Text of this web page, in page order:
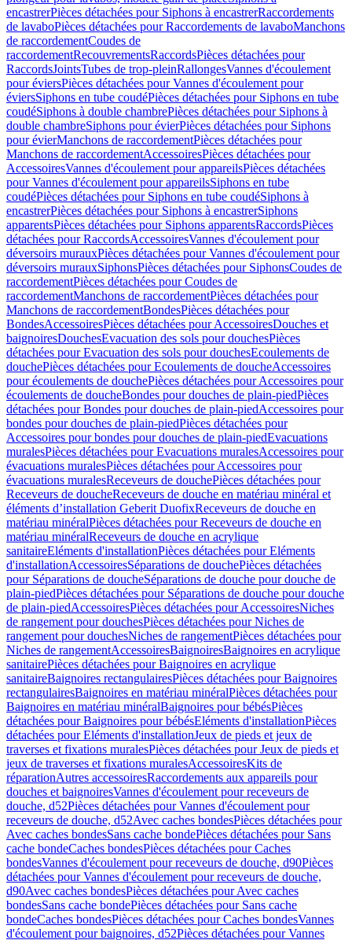
encastrerPièces détachées pour Siphons à encastrerRaccordements
de lavaboPièces détachées pour Raccordements de lavaboManchons
de raccordementCoudes de
raccordementRecouvrementsRaccordsPièces détachées pour
RaccordsJointsTubes de trop-pleinRallongesVannes d'écoulement
pour éviersPièces détachées pour Vannes d'écoulement pour
éviersSiphons en tube coudéPièces détachées pour Siphons en tube
coudéSiphons à double chambrePièces détachées pour Siphons à
double chambreSiphons pour évierPièces détachées pour Siphons
pour évierManchons de raccordementPièces détachées pour
Manchons de raccordementAccessoiresPièces détachées pour
AccessoiresVannes d'écoulement pour appareilsPièces détachées
pour Vannes d'écoulement pour appareilsSiphons en tube
coudéPièces détachées pour Siphons en tube coudéSiphons à
encastrerPièces détachées pour Siphons à encastrerSiphons
apparentsPièces détachées pour Siphons apparentsRaccordsPièces
détachées pour RaccordsAccessoiresVannes d'écoulement pour
déversoirs murauxPièces détachées pour Vannes d'écoulement pour
déversoirs murauxSiphonsPièces détachées pour SiphonsCoudes de
raccordementPièces détachées pour Coudes de
raccordementManchons de raccordementPièces détachées pour
Manchons de raccordementBondesPièces détachées pour
BondesAccessoiresPièces détachées pour AccessoiresDouches et
baignoiresDouchesEvacuation des sols pour douchesPièces
détachées pour Evacuation des sols pour douchesEcoulements de
douchePièces détachées pour Ecoulements de doucheAccessoires
pour écoulements de douchePièces détachées pour Accessoires pour
écoulements de doucheBondes pour douches de plain-piedPièces
détachées pour Bondes pour douches de plain-piedAccessoires pour
bondes pour douches de plain-piedPièces détachées pour
Accessoires pour bondes pour douches de plain-piedEvacuations
muralesPièces détachées pour Evacuations muralesAccessoires pour
évacuations muralesPièces détachées pour Accessoires pour
évacuations muralesReceveurs de douchePièces détachées pour
Receveurs de doucheReceveurs de douche en matériau minéral et
éléments d’installation Geberit DuofixReceveurs de douche en
matériau minéralPièces détachées pour Receveurs de douche en
matériau minéralReceveurs de douche en acrylique
sanitaireEléments d'installationPièces détachées pour Eléments
d'installationAccessoiresSéparations de douchePièces détachées
pour Séparations de doucheSéparations de douche pour douche de
plain-piedPièces détachées pour Séparations de douche pour douche
de plain-piedAccessoiresPièces détachées pour AccessoiresNiches
de rangement pour douchesPièces détachées pour Niches de
rangement pour douchesNiches de rangementPièces détachées pour
Niches de rangementAccessoiresBaignoiresBaignoires en acrylique
sanitairePièces détachées pour Baignoires en acrylique
sanitaireBaignoires rectangulairesPièces détachées pour Baignoires
rectangulairesBaignoires en matériau minéralPièces détachées pour
Baignoires en matériau minéralBaignoires pour bébésPièces
détachées pour Baignoires pour bébésEléments d'installationPièces
détachées pour Eléments d'installationJeux de pieds et jeux de
traverses et fixations muralesPièces détachées pour Jeux de pieds et
jeux de traverses et fixations muralesAccessoiresKits de
réparationAutres accessoiresRaccordements aux appareils pour
douches et baignoiresVannes d'écoulement pour receveurs de
douche, d52Pièces détachées pour Vannes d'écoulement pour
receveurs de douche, d52Avec caches bondesPièces détachées pour
Avec caches bondesSans cache bondePièces détachées pour Sans
cache bondeCaches bondesPièces détachées pour Caches
bondesVannes d'écoulement pour receveurs de douche, d90Pièces
détachées pour Vannes d'écoulement pour receveurs de douche,
d90Avec caches bondesPièces détachées pour Avec caches
bondesSans cache bondePièces détachées pour Sans cache
bondeCaches bondesPièces détachées pour Caches bondesVannes
d'écoulement pour baignoires, d52Pièces détachées pour Vannes